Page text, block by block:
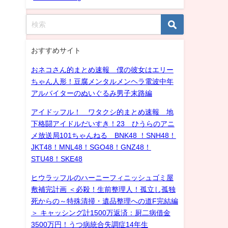
おすすめサイト
おネコさん的まとめ速報 僕の彼女はエリー
ちゃん人形！豆腐メンタルメンヘラ電波中年
アルバイターのぬいぐるみ男子末路編
アイドッフル！ ワタクシ的まとめ速報 地
下格闘アイドルだいすき！23 ひうらのアニ
メ放送局101ちゃんねる BNK48 ！SNH48！
JKT48！MNL48！SGO48！GNZ48！
STU48！SKE48
ヒウラッフルのハーニーフィニッシュゴミ屋
敷補完計画 ＜必殺！生前整理人！孤立し孤独
死からの～特殊清掃・遺品整理への道F完結編
＞ キャッシング計1500万返済：厨二病借金
3500万円！うつ病統合失調症14年生